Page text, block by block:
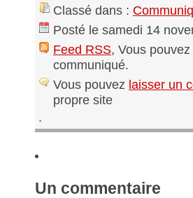
Classé dans :
Posté le samedi 14
Feed RSS, Vous
communiqué.
Vous pouvez laisser un
propre site
.
Un commentaire